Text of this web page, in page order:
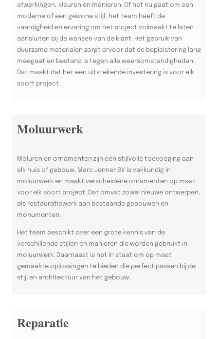
afwerkingen, kleuren en manieren. Of het nu gaat om een
moderne of een gewone stijl, het team heeft de
vaardigheid en ervaring om het project volmaakt te laten
aansluiten bij de wensen van de klant. Het gebruik van
duurzame materialen zorgt ervoor dat de bepleistering lang
meegaat en bestand is tegen alle weersomstandigheden.
Dat maakt dat het een uitstekende investering is voor elk
soort project.
Moluurwerk
Moluren en ornamenten zijn een stijlvolle toevoeging aan
elk huis of gebouw. Marc Jenner BV is vakkundig in
moluurwerk en maakt verscheidene ornamenten op maat
voor elk soort project. Dat omvat zowel nieuwe ontwerpen,
als restauratiewerk aan bestaande gebouwen en
monumenten.
Het team beschikt over een grote kennis van de
verschillende stijlen en manieren die worden gebruikt in
moluurwerk. Daarnaast is het in staat om op maat
gemaakte oplossingen te bieden die perfect passen bij de
stijl en architectuur van het gebouw.
Reparatie